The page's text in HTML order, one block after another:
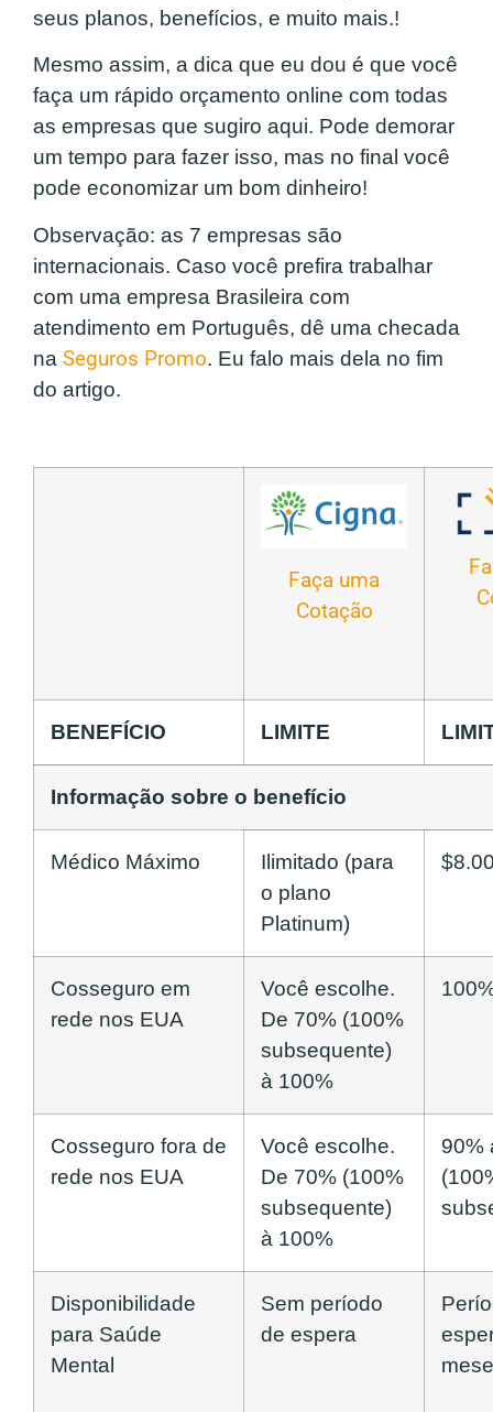
seus planos, benefícios, e muito mais.!
Mesmo assim, a dica que eu dou é que você
faça um rápido orçamento online com todas
as empresas que sugiro aqui. Pode demorar
um tempo para fazer isso, mas no final você
pode economizar um bom dinheiro!
Observação: as 7 empresas são
internacionais. Caso você prefira trabalhar
com uma empresa Brasileira com
atendimento em Português, dê uma checada
na Seguros Promo. Eu falo mais dela no fim
do artigo.
Faça uma
Cotação
BENEFÍCIO LIMITE
Informação sobre o benefício
Médico Máximo
Ilimitado (para
o plano
Platinum)
Cosseguro em
rede nos EUA
Você escolhe.
De 70% (100%
subsequente)
à 100%
Cosseguro fora de
rede nos EUA
Você escolhe.
De 70% (100%
subsequente)
à 100%
90%
Disponibilidade
para Saúde
Mental
Sem período
de espera